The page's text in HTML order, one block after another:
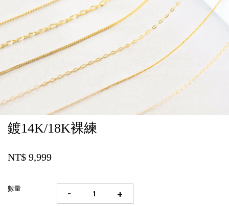
鍍14K/18K裸練
NT$ 9,999
數量 - +